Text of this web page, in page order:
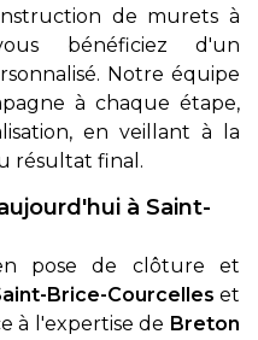
de murets à
bénéficiez d'un
Notre équipe
à chaque étape,
en veillant à la
résultat final.
à Saint-
pose de clôture et
Brice-Courcelles et
à l'expertise de Breton